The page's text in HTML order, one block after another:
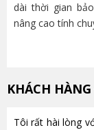
dài thời gian
nâng cao tính
KHÁCH
Tôi rất hài lòng